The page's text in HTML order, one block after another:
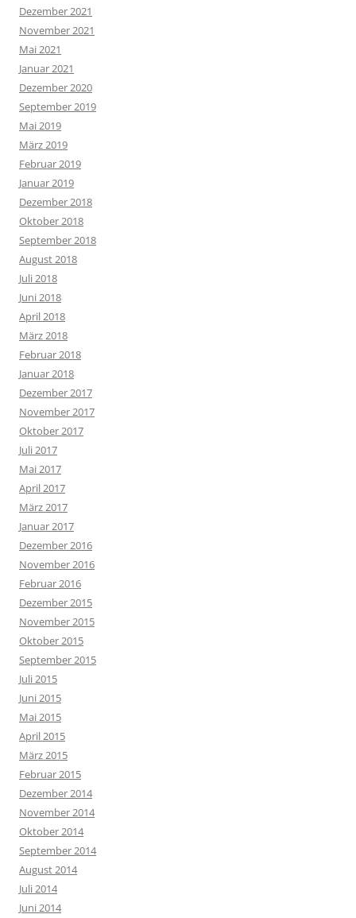
Dezember 2021
November 2021
Mai 2021
Januar 2021
Dezember 2020
September 2019
Mai 2019
März 2019
Februar 2019
Januar 2019
Dezember 2018
Oktober 2018
September 2018
August 2018
Juli 2018
Juni 2018
April 2018
März 2018
Februar 2018
Januar 2018
Dezember 2017
November 2017
Oktober 2017
Juli 2017
Mai 2017
April 2017
März 2017
Januar 2017
Dezember 2016
November 2016
Februar 2016
Dezember 2015
November 2015
Oktober 2015
September 2015
Juli 2015
Juni 2015
Mai 2015
April 2015
März 2015
Februar 2015
Dezember 2014
November 2014
Oktober 2014
September 2014
August 2014
Juli 2014
Juni 2014